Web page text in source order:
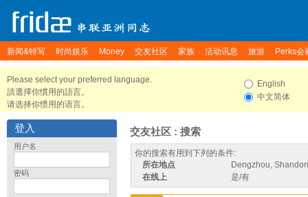
新闻&特写 时尚娱乐 Money 交友社区 家族 活动讯息 旅游 Perks会
Please select your preferred language.
請選擇你慣用的語言。
请选择你惯用的语言。
English
中文简体
登入
用户名
密码
交友社区 : 搜索
你的搜索有用到下列的条件:
所在地点
Dengzhou,
在线上
是/有